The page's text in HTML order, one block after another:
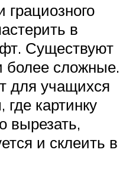
в
Существуют
сложные.
для учащихся
картинку
вырезать,
и склеить в